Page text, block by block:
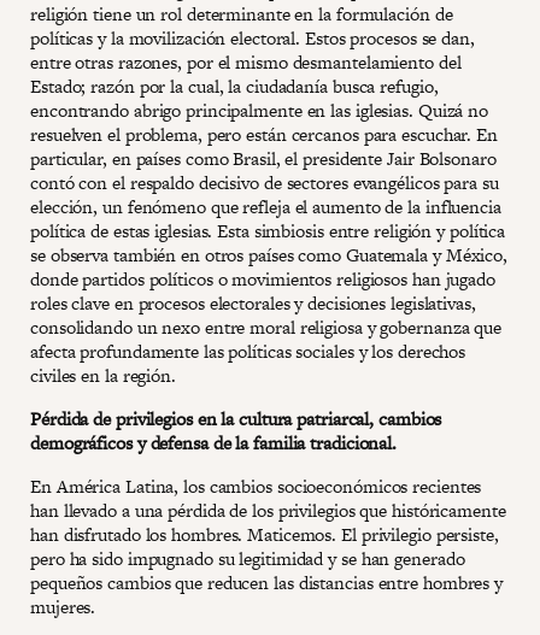
religión tiene un rol determinante en la formulación de
políticas y la movilización electoral. Estos procesos se dan,
entre otras razones, por el mismo desmantelamiento del
Estado; razón por la cual, la ciudadanía busca refugio,
encontrando abrigo principalmente en las iglesias. Quizá no
resuelven el problema, pero están cercanos para escuchar. En
particular, en países como Brasil, el presidente Jair Bolsonaro
contó con el respaldo decisivo de sectores evangélicos para su
elección, un fenómeno que refleja el aumento de la influencia
política de estas iglesias. Esta simbiosis entre religión y política
se observa también en otros países como Guatemala y México,
donde partidos políticos o movimientos religiosos han jugado
roles clave en procesos electorales y decisiones legislativas,
consolidando un nexo entre moral religiosa y gobernanza que
afecta profundamente las políticas sociales y los derechos
civiles en la región.
Pérdida de privilegios en la cultura patriarcal, cambios
demográficos y defensa de la familia tradicional.
En América Latina, los cambios socioeconómicos recientes
han llevado a una pérdida de los privilegios que históricamente
han disfrutado los hombres. Maticemos. El privilegio persiste,
pero ha sido impugnado su legitimidad y se han generado
pequeños cambios que reducen las distancias entre hombres y
mujeres.